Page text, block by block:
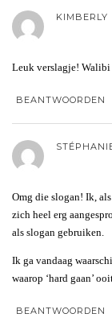
KIMBERLY
Leuk verslagje!
BEANTWOORDEN
Omg die slogan! Ik,
zich heel erg
als slogan gebruiken.
Ik ga vandaag
waarop ‘hard gaan’
BEANTWOORDEN